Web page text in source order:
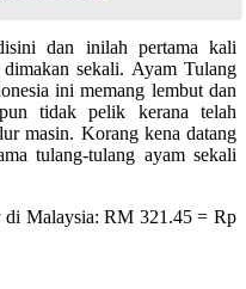
dan inilah pertama kali
sekali. Ayam Tulang
ini memang lembut dan
tidak pelik kerana telah
masin. Korang kena datang
tulang-tulang ayam sekali
di Malaysia: RM 321.45 = Rp